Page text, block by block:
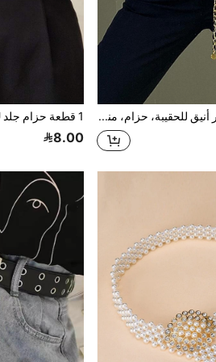
سلسلة إكسسوار أنيق للحقيبة، حزام، مناسب للهالوين والصيف والمدرسة والخريف
8.00